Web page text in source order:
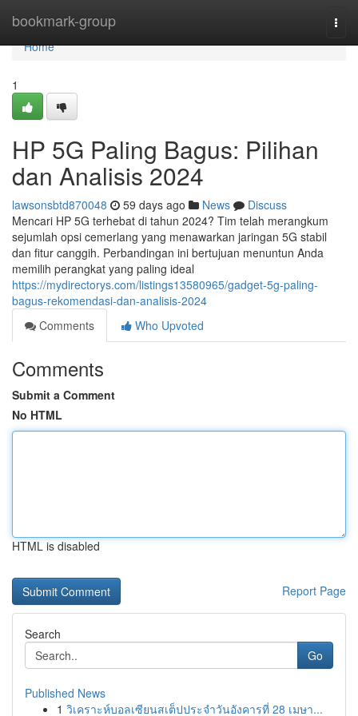
bookmark-group
Home
Home
1
HP 5G Paling Bagus: Pilihan
dan Analisis 2024
lawsonsbtd870048 59 days ago News
Discuss
Mencari HP 5G terhebat di tahun 2024? Tim telah merangkum
sejumlah opsi cemerlang yang menawarkan jaringan 5G stabil
dan fitur canggih. Perbandingan ini bertujuan menuntun Anda
memilih perangkat yang paling ideal
https://mydirectorys.com/listings13580965/gadget-5g-paling-
bagus-rekomendasi-dan-analisis-2024
Comments
Who Upvoted
Comments
Submit a Comment
No HTML
HTML is disabled
Report Page
Search
Go
Published News
1 วิเคราะห์บอลเซียนสเต็ปประจำวันอังคารที่ 28 เมษา...